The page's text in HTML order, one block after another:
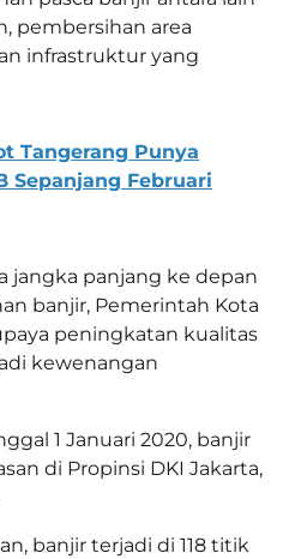
pembersihan area
infrastruktur yang
Tangerang Punya
Sepanjang Februari
jangka panjang ke depan
banjir, Pemerintah Kota
peningkatan kualitas
kewenangan
1 Januari 2020, banjir
di Propinsi DKI Jakarta,
banjir terjadi di 118 titik